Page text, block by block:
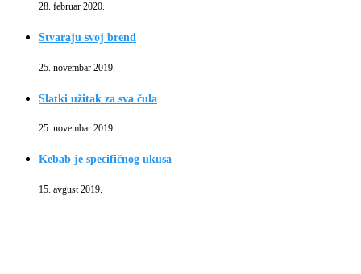
28. februar 2020.
Stvaraju svoj brend
25. novembar 2019.
Slatki užitak za sva čula
25. novembar 2019.
Kebab je specifičnog ukusa
15. avgust 2019.